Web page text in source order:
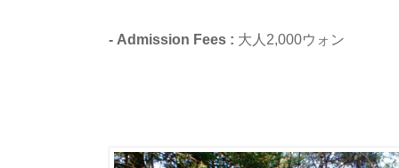
- Admission Fees : 大人2,000ウォン